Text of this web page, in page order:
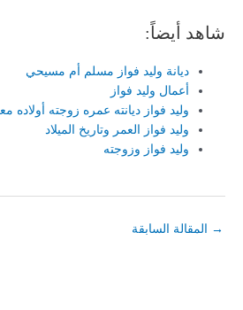
شاهد أيضاً:
ديانة وليد فواز مسلم أم مسيحي
أعمال وليد فواز
وليد فواز ديانته عمره زوجته أولاده
وليد فواز العمر وتاريخ الميلاد
وليد فواز وزوجته
→ المقالة السابقة